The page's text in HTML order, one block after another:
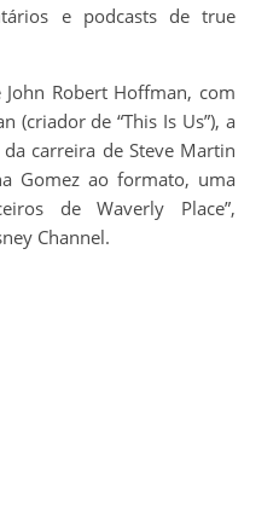
e podcasts de true
Robert Hoffman, com
(criador de “This Is Us”), a
carreira de Steve Martin
Gomez ao formato, uma
de Waverly Place”,
Channel.